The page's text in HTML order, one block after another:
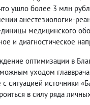
ушло более 3 млн
анестезиологии-
медицинского
и диагностическое
оптимизации в
уходом
ситуацией источники
в силу ряда